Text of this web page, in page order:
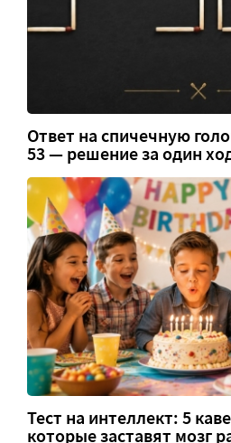
Ответ на спичечную
53 — решение за один
Тест на интеллект: 5
которые заставят мозг